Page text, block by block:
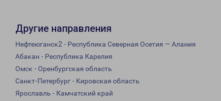
Другие направления
Нефтеюганск2 - Республика Северная Осетия — Алания
Абакан - Республика Карелия
Омск - Оренбургская область
Санкт-Петербург - Кировская область
Ярославль - Камчатский край